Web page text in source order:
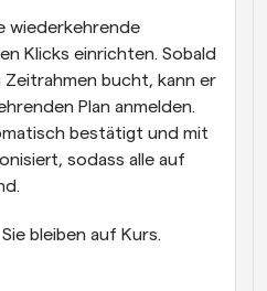
wiederkehrende
Klicks einrichten. Sobald
bucht, kann er
Plan anmelden.
bestätigt und mit
sodass alle auf
bleiben auf Kurs.